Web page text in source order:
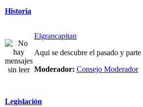
Historia
Elgrancapitan
Aqui se descubre el pasado y parte
Moderador: Consejo Moderador
Legislación